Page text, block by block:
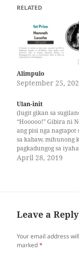
RELATED
Alimpulo
September 25,
Ulan-init
(lugit gikan sa
“Hooooo!” Gibira ni
ang pisi nga nagtapot
sa kabaw, mihunong
pagkadungog sa
singgaak. Nagtungtong
si Teban, disi-saes
April 28, 2019
Leave a Reply
Your email address
marked*